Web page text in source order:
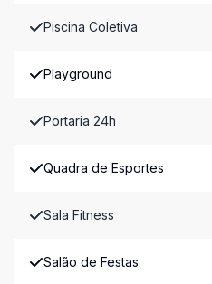
Piscina Coletiva
Playground
Portaria 24h
Quadra de Esportes
Sala Fitness
Salão de Festas